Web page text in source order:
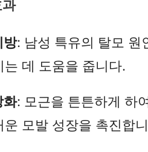
방: 남성 특유의 탈모 원
는 데 도움을 줍니다.
화: 모근을 튼튼하게 하
운 모발 성장을 촉진합